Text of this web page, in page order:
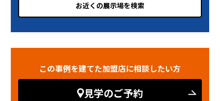
お近くの展示場を検索
この事例を建てた加盟店に相談したい方
見学のご予約